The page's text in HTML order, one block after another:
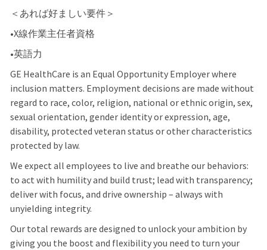
＜あれば好ましい要件＞
•X線作業主任者資格
•英語力
GE HealthCare is an Equal Opportunity Employer where
inclusion matters. Employment decisions are made without
regard to race, color, religion, national or ethnic origin, sex,
sexual orientation, gender identity or expression, age,
disability, protected veteran status or other characteristics
protected by law.
We expect all employees to live and breathe our behaviors:
to act with humility and build trust; lead with transparency;
deliver with focus, and drive ownership – always with
unyielding integrity.
Our total rewards are designed to unlock your ambition by
giving you the boost and flexibility you need to turn your